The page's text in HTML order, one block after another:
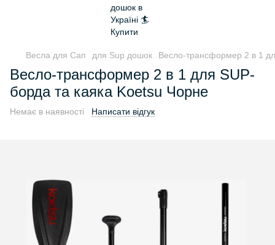
Весла для Сап для Sup дошок Весло-трансформер 2 в 1
Весло-трансформер 2 в 1 для SUP-
борда та каяка Koetsu Чорне
Немає в наявності Написати відгук